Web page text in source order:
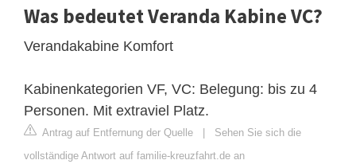
Was bedeutet Veranda Kabine VC?
Verandakabine Komfort
Kabinenkategorien VF, VC: Belegung: bis zu 4
Personen. Mit extraviel Platz.
Antrag auf Entfernung der Quelle
Sehen Sie sich die
vollständige Antwort auf familie-kreuzfahrt.de an